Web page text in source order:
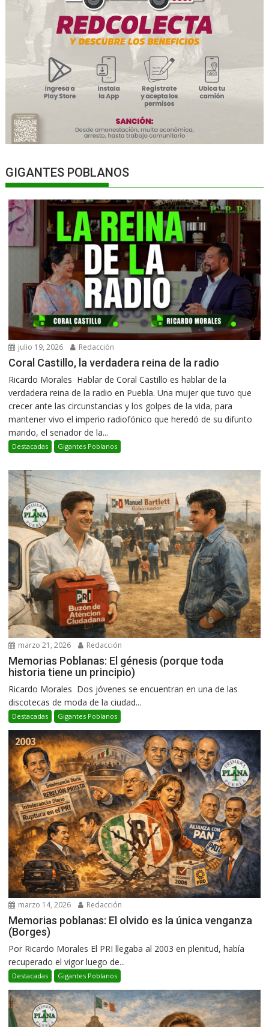
GIGANTES POBLANOS
julio 19, 2026 Redacción
Coral Castillo, la verdadera reina de la radio
Ricardo Morales Hablar de Coral Castillo es hablar de la
verdadera reina de la radio en Puebla. Una mujer que tuvo que
crecer ante las circunstancias y los golpes de la vida, para
mantener vivo el imperio radiofónico que heredó de su difunto
marido, el senador de la...
Destacadas Gigantes Poblanos
marzo 21, 2026 Redacción
Memorias Poblanas: El génesis (porque toda
historia tiene un principio)
Ricardo Morales Dos jóvenes se encuentran en una de las
discotecas de moda de la ciudad...
Destacadas Gigantes Poblanos
marzo 14, 2026 Redacción
Memorias poblanas: El olvido es la única venganza
(Borges)
Por Ricardo Morales El PRI llegaba al 2003 en plenitud, había
recuperado el vigor luego de...
Destacadas Gigantes Poblanos